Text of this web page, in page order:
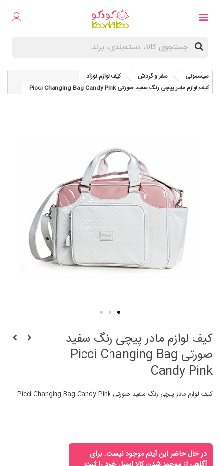
سیسمونی سفر و گردش
کیف لوازم نوزاد
کیف لوازم مادر پیچی رنگ سفید صورتی Picci Changing Bag Candy Pink
کیف لوازم مادر پیچی رنگ سفید
صورتی Picci Changing Bag
Candy Pink
کیف لوازم مادر پیچی رنگ سفید صورتی Picci Changing Bag Candy Pink
در حال حاضر این آیتم موجود نیست. برای